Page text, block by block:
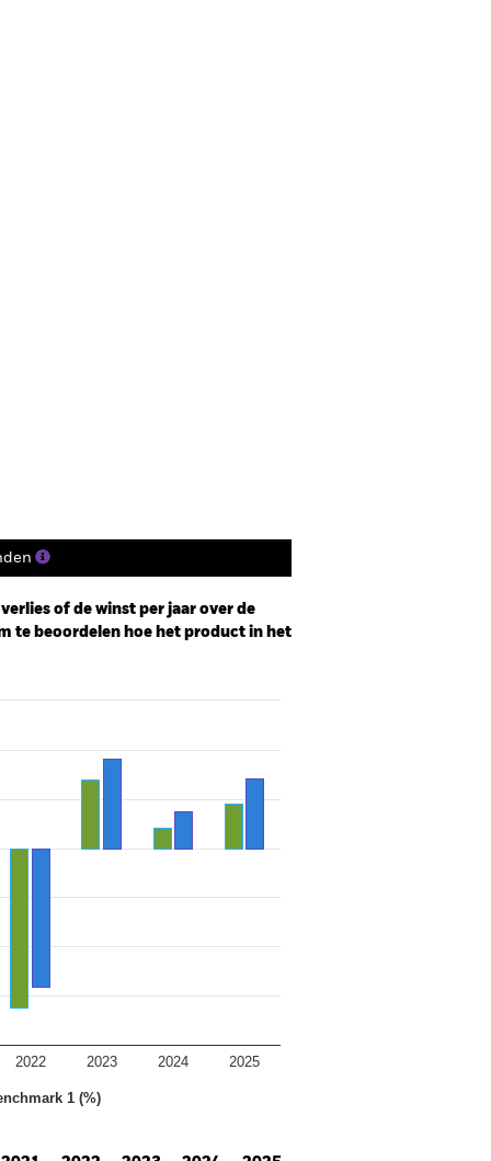
of de winst per jaar over de
te beoordelen hoe het product in het
1 (%)
2022 2023 2024 2025